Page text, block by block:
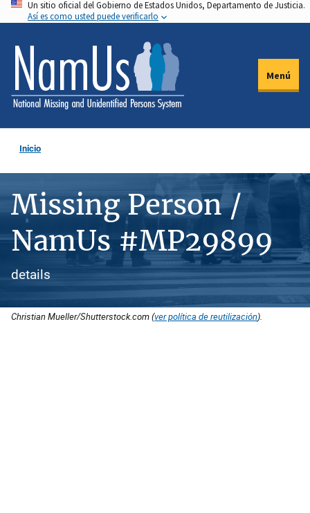
Pasar
al
contenido
principal
Un sitio oficial del Gobierno de Estados Unidos, Departamento de Justicia.
Así es como usted puede verificarlo
Menú
Inicio
Missing Person /
NamUs #MP29899
details
Christian Mueller/Shutterstock.com (ver política de reutilización).